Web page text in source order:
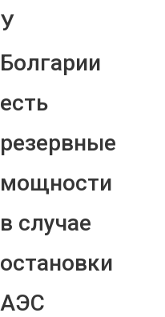
У
Болгарии
есть
резервные
мощности
в случае
остановки
АЭС